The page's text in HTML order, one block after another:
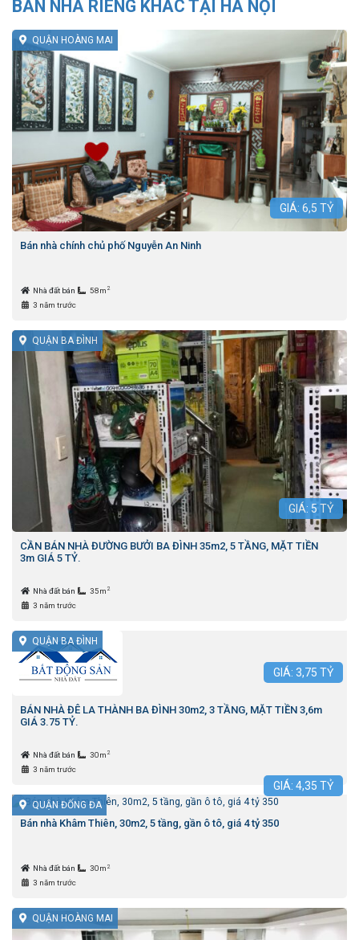
BÁN NHÀ RIÊNG KHÁC TẠI HÀ NỘI
QUẬN HOÀNG MAI
GIÁ: 6,5 TỶ
Bán nhà chính chủ phố Nguyễn An Ninh
Nhà đất bán 58m 2
3 năm trước
QUẬN BA ĐÌNH
GIÁ: 5 TỶ
CẦN BÁN NHÀ ĐƯỜNG BƯỞI BA ĐÌNH 35m2, 5 TẦNG, MẶT TIỀN
3m GIÁ 5 TỶ.
Nhà đất bán 35m 2
3 năm trước
QUẬN BA ĐÌNH
GIÁ: 3,75 TỶ
BÁN NHÀ ĐÊ LA THÀNH BA ĐÌNH 30m2, 3 TẦNG, MẶT TIỀN 3,6m
GIÁ 3.75 TỶ.
Nhà đất bán 30m 2
3 năm trước
QUẬN ĐỐNG ĐA
GIÁ: 4,35 TỶ
Bán nhà Khâm Thiên, 30m2, 5 tầng, gần ô tô, giá 4 tỷ 350
Nhà đất bán 30m 2
3 năm trước
QUẬN HOÀNG MAI